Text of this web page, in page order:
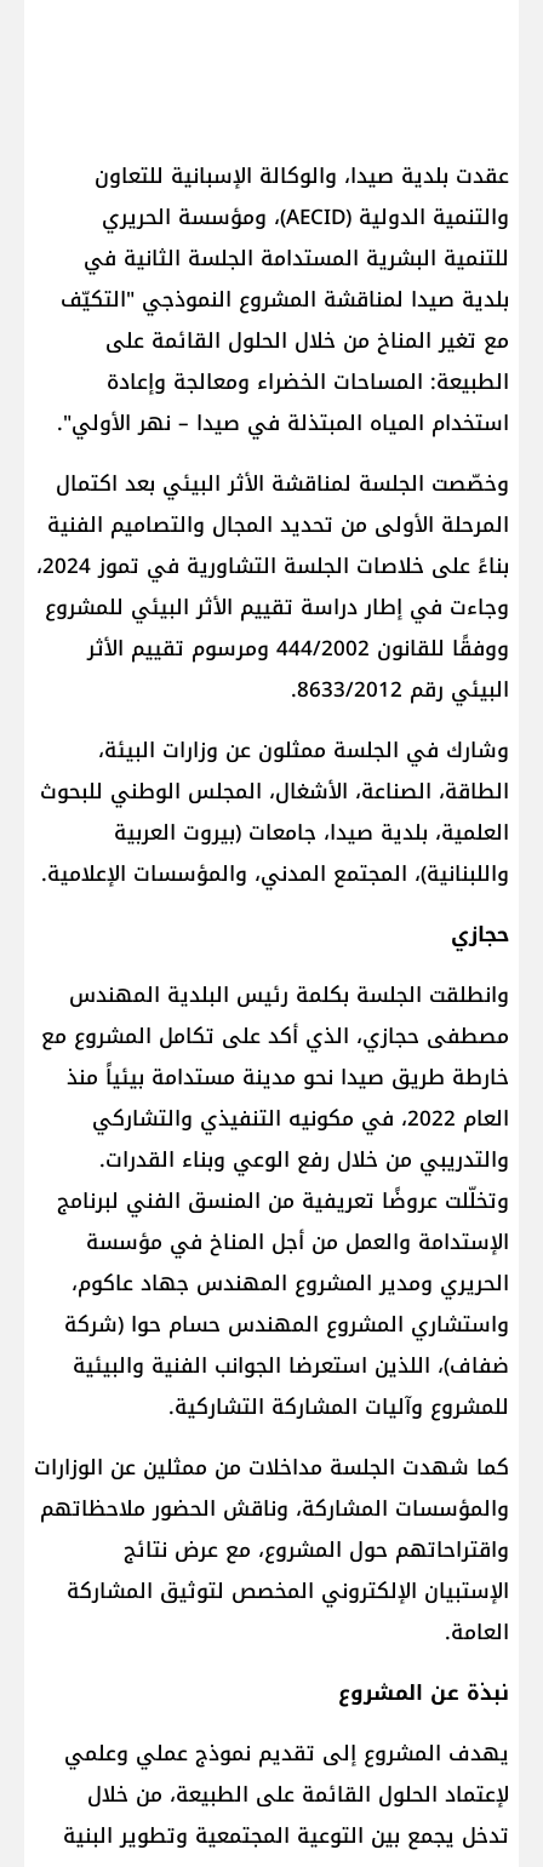
عقدت بلدية صيدا، والوكالة الإسبانية للتعاون
والتنمية الدولية (AECID)، ومؤسسة الحريري
للتنمية البشرية المستدامة الجلسة الثانية في
بلدية صيدا لمناقشة المشروع النموذجي "التكيّف
مع تغير المناخ من خلال الحلول القائمة على
الطبيعة: المساحات الخضراء ومعالجة وإعادة
استخدام المياه المبتذلة في صيدا – نهر الأولي".
وخصّصت الجلسة لمناقشة الأثر البيئي بعد اكتمال
المرحلة الأولى من تحديد المجال والتصاميم الفنية
بناءً على خلاصات الجلسة التشاورية في تموز 2024،
وجاءت في إطار دراسة تقييم الأثر البيئي للمشروع
ووفقًا للقانون 444/2002 ومرسوم تقييم الأثر
البيئي رقم 8633/2012.
وشارك في الجلسة ممثلون عن وزارات البيئة،
الطاقة، الصناعة، الأشغال، المجلس الوطني للبحوث
العلمية، بلدية صيدا، جامعات (بيروت العربية
واللبنانية)، المجتمع المدني، والمؤسسات الإعلامية.
حجازي
وانطلقت الجلسة بكلمة رئيس البلدية المهندس
مصطفى حجازي، الذي أكد على تكامل المشروع مع
خارطة طريق صيدا نحو مدينة مستدامة بيئياً منذ
العام 2022، في مكونيه التنفيذي والتشاركي
والتدريبي من خلال رفع الوعي وبناء القدرات.
وتخلّلت عروضًا تعريفية من المنسق الفني لبرنامج
الإستدامة والعمل من أجل المناخ في مؤسسة
الحريري ومدير المشروع المهندس جهاد عاكوم،
واستشاري المشروع المهندس حسام حوا (شركة
ضفاف)، اللذين استعرضا الجوانب الفنية والبيئية
للمشروع وآليات المشاركة التشاركية.
كما شهدت الجلسة مداخلات من ممثلين عن الوزارات
والمؤسسات المشاركة، وناقش الحضور ملاحظاتهم
واقتراحاتهم حول المشروع، مع عرض نتائج
الإستبيان الإلكتروني المخصص لتوثيق المشاركة
العامة.
نبذة عن المشروع
يهدف المشروع إلى تقديم نموذج عملي وعلمي
لإعتماد الحلول القائمة على الطبيعة، من خلال
تدخل يجمع بين التوعية المجتمعية وتطوير البنية